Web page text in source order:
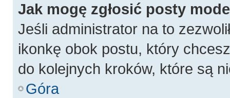
Jak mogę zgłosić posty
Jeśli administrator na to
ikonkę obok postu, który
do kolejnych kroków, które są
Góra